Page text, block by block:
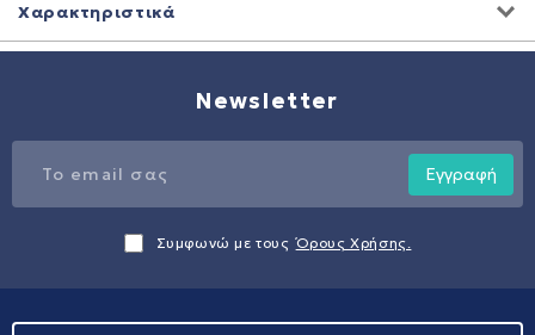
Χαρακτηριστικά
Newsletter
Εγγραφή
Συμφωνώ με τους Όρους Χρήσης.